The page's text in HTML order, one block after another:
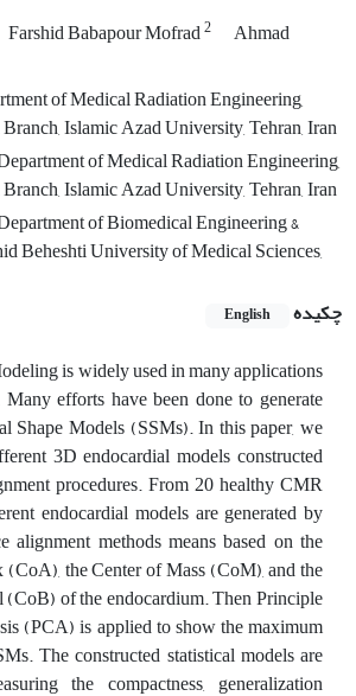
Farshid Babapour Mofrad2
Ahmad
of Medical Radiation Engineering,
Islamic Azad University, Tehran, Iran
of Medical Radiation Engineering,
Islamic Azad University, Tehran, Iran
of Biomedical Engineering &
Beheshti University of Medical Sciences,
چکیده
English
is widely used in many applications
efforts have been done to generate
Shape Models (SSMs). In this paper, we
3D endocardial models constructed
procedures. From 20 healthy CMR
endocardial models are generated by
alignment methods means based on the
the Center of Mass (CoM), and the
(CoB) of the endocardium. Then Principle
(PCA) is applied to show the maximum
The constructed statistical models are
the compactness, generalization